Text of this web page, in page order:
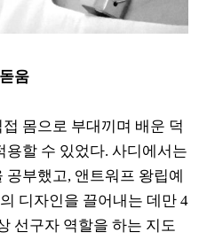
움
몸으로 부대끼며 배운 덕
할 수 있었다. 사디에서는
부했고, 앤트워프 왕립예
디자인을 끌어내는 데만 4
선구자 역할을 하는 지도